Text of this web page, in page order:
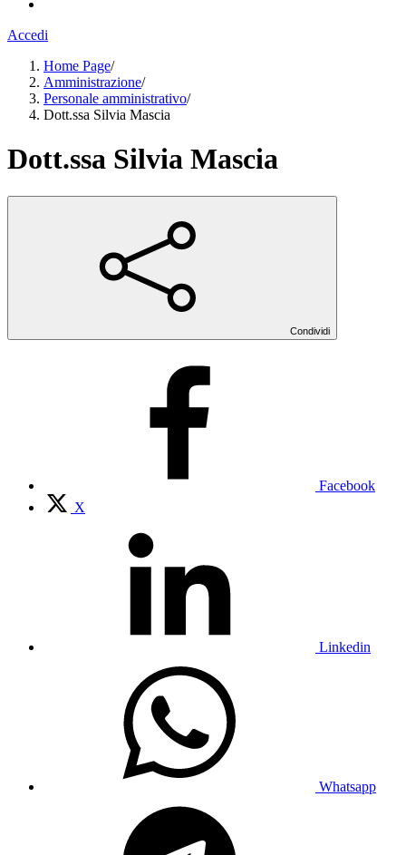
Accedi
Home Page/
Amministrazione/
Personale amministrativo/
Dott.ssa Silvia Mascia
Dott.ssa Silvia Mascia
Condividi
Facebook
X
Linkedin
Whatsapp